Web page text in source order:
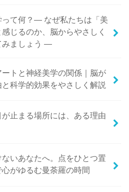
って何？― なぜ私たちは「美
感じるのか、脳からやさしく
みましょう ―
ートと神経美学の関係｜脳が
科学的効果をやさしく解説
が止まる場所には、ある理由
いあなたへ。点をひとつ置
心がゆるむ曼荼羅の時間